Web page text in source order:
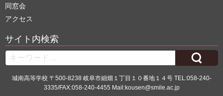
同窓会
アクセス
サイト内検索
Search
城南高等学校 〒500-8238 岐阜市細畑１丁目１０番地１４号 TEL:058-240-
3335/FAX:058-240-4455 Mail:kousen@smile.ac.jp